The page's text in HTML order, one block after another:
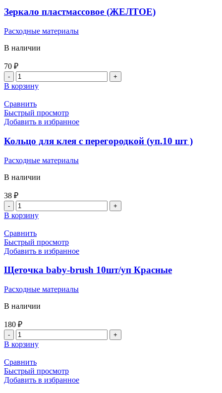
Зеркало пластмассовое (ЖЕЛТОЕ)
Расходные материалы
В наличии
70 ₽
В корзину
Сравнить
Быстрый просмотр
Добавить в избранное
Кольцо для клея с перегородкой (уп.10 шт )
Расходные материалы
В наличии
38 ₽
В корзину
Сравнить
Быстрый просмотр
Добавить в избранное
Щеточка baby-brush 10шт/уп Красные
Расходные материалы
В наличии
180 ₽
В корзину
Сравнить
Быстрый просмотр
Добавить в избранное